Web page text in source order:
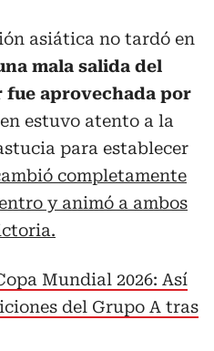
asiática no tardó en
mala salida del
fue aprovechada por
estuvo atento a la
para establecer
completamente
y animó a ambos
Mundial 2026: Así
del Grupo A tras